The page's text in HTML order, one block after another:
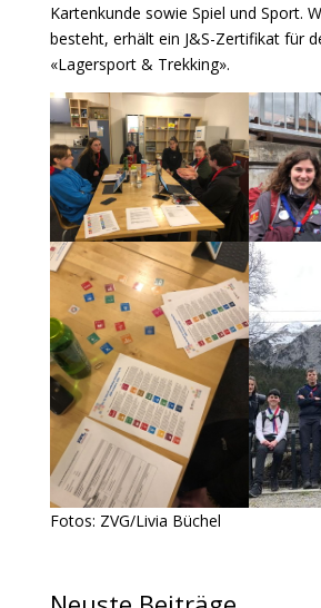
Kartenkunde sowie Spiel und Sport.
besteht, erhält ein J&S-Zertifikat für
«Lagersport & Trekking».
Fotos: ZVG/Livia Büchel